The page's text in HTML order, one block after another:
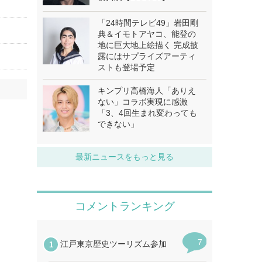
「24時間テレビ49」岩田剛
典＆イモトアヤコ、能登の
地に巨大地上絵描く 完成披
露にはサプライズアーティ
ストも登場予定
キンプリ高橋海人「ありえ
ない」コラボ実現に感激
「3、4回生まれ変わっても
できない」
最新ニュースをもっと見る